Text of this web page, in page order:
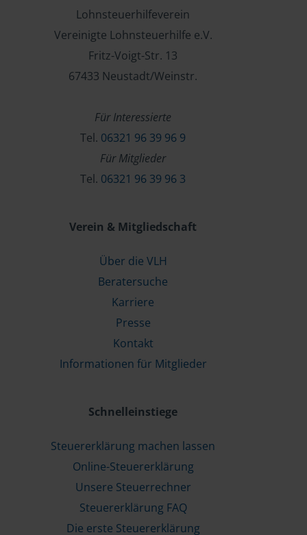
Lohnsteuerhilfeverein
Vereinigte Lohnsteuerhilfe e.V.
Fritz-Voigt-Str. 13
67433 Neustadt/Weinstr.
Für Interessierte
Tel. 06321 96 39 96 9
Für Mitglieder
Tel. 06321 96 39 96 3
Verein & Mitgliedschaft
Über die VLH
Beratersuche
Karriere
Presse
Kontakt
Informationen für Mitglieder
Schnelleinstiege
Steuererklärung machen lassen
Online-Steuererklärung
Unsere Steuerrechner
Steuererklärung FAQ
Die erste Steuererklärung